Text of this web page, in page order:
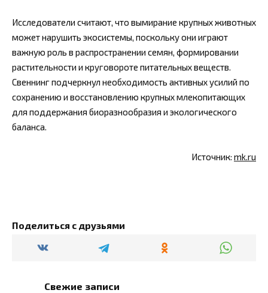
Исследователи считают, что вымирание крупных животных
может нарушить экосистемы, поскольку они играют
важную роль в распространении семян, формировании
растительности и круговороте питательных веществ.
Свеннинг подчеркнул необходимость активных усилий по
сохранению и восстановлению крупных млекопитающих
для поддержания биоразнообразия и экологического
баланса.
Источник: mk.ru
Поделиться с друзьями
Свежие записи